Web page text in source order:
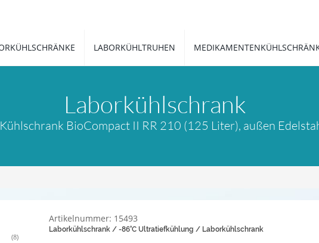
LABORKÜHLTRUHEN
Laborkühlschrank
BioCompact II RR 210 (125 Liter), außen
(8)
Artikelnummer: 15493
Laborkühlschrank / -86°C Ultratiefkühlung / Laborkühlschrank